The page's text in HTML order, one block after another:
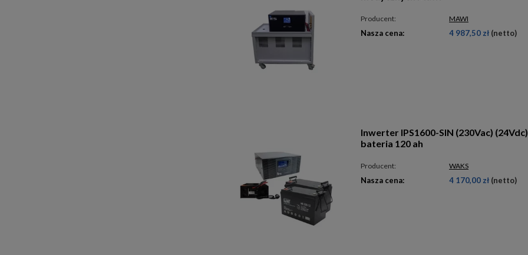
Producent: MAWI
Nasza cena: 4 987,50 zł (netto)
Inwerter IPS1600-SIN (230Vac)
bateria 120 ah
Producent: WAKS
Nasza cena: 4 170,00 zł (netto)